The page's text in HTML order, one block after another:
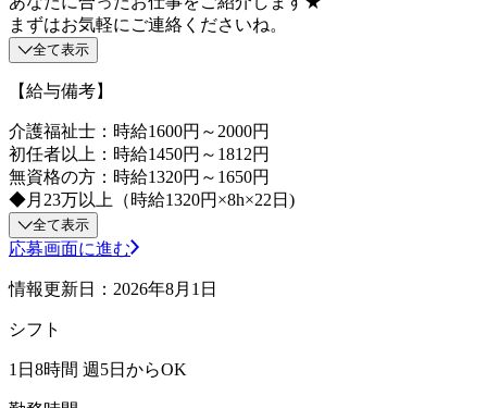
まずはお気軽にご連絡くださいね。
全て表示
【給与備考】
介護福祉士：時給1600円～2000円
初任者以上：時給1450円～1812円
無資格の方：時給1320円～1650円
◆月23万以上（時給1320円×8h×22日)
全て表示
応募画面に進む
情報更新日：2026年8月1日
シフト
1日8時間 週5日からOK